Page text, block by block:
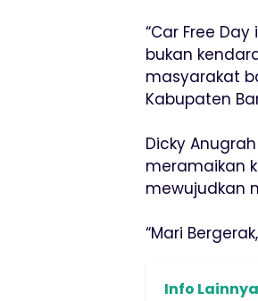
“Car Free
bukan
masyarakat
Kabupaten
Dicky
meramaikan
mewujudkan
“Mari
Info Lainnya